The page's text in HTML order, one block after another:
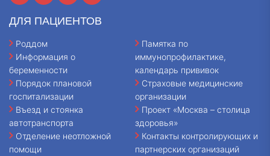
ДЛЯ ПАЦИЕНТОВ
Роддом
Информация о
беременности
Порядок плановой
госпитализации
Въезд и стоянка
автотранспорта
Отделение неотложной
помощи
Памятка по
иммунопрофилактике,
календарь прививок
Страховые медицинские
организации
Проект «Москва – столица
здоровья»
Контакты контролирующих и
партнерских организаций